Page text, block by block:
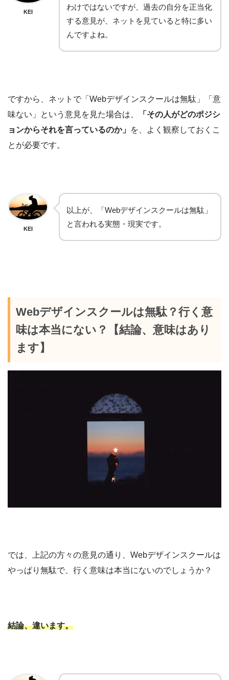
KEI
わけではないですが、過去の自分を正当化
する意見が、ネットを見ていると特に多い
んですよね。
ですから、ネットで「Webデザインスクールは無駄」「意
味ない」という意見を見た場合は、
「その人がどのポジシ
ョンからそれを言っているのか」 を、よく観察しておくこ
とが必要です。
KEI
以上が、「Webデザインスクールは無駄」
と言われる実態・現実です。
Webデザインスクールは無駄？行く意
味は本当にない？【結論、意味はあり
ます】
では、上記の方々の意見の通り、Webデザインスクールは
やっぱり無駄で、行く意味は本当にないのでしょうか？
結論、違います。